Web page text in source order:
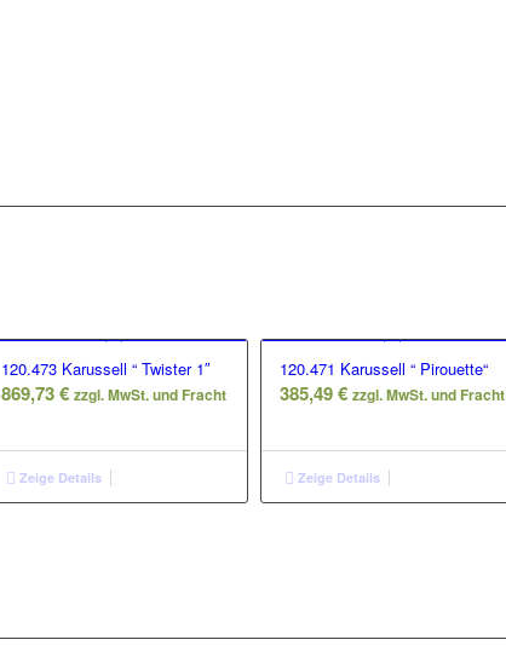
120.473 Karussell “ Twister 1″
869,73€ zzgl. MwSt. und Fracht
Zeige Details
120.471 Karussell “ Pirouette“
385,49€ zzgl. MwSt. und Fracht
Zeige Details